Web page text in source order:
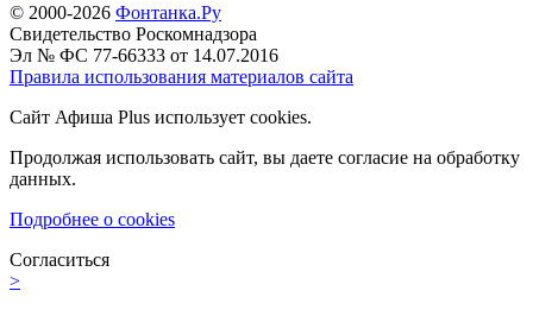
© 2000-2026 Фонтанка.Ру
Свидетельство Роскомнадзора
Эл № ФС 77-66333 от 14.07.2016
Правила использования материалов сайта
Сайт Афиша Plus использует cookies.
Продолжая использовать сайт, вы даете согласие на обработку
данных.
Подробнее о cookies
Согласиться
>